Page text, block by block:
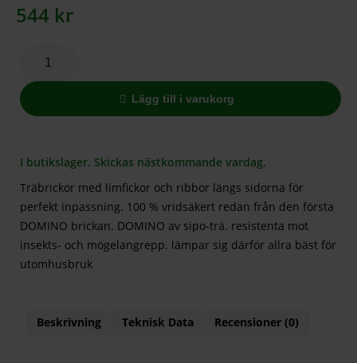
544 kr
Lägg till i varukorg
I butikslager. Skickas nästkommande vardag.
Träbrickor med limfickor och ribbor längs sidorna för
perfekt inpassning. 100 % vridsäkert redan från den första
DOMINO brickan. DOMINO av sipo-trä. resistenta mot
insekts- och mögelangrepp. lämpar sig därför allra bäst för
utomhusbruk
Beskrivning Teknisk Data Recensioner (0)